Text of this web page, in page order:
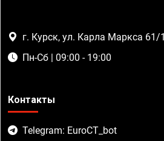
г. Курск, ул. Карла Маркса 61/1
Пн-Сб | 09:00 - 19:00
Контакты
Telegram: EuroCT_bot